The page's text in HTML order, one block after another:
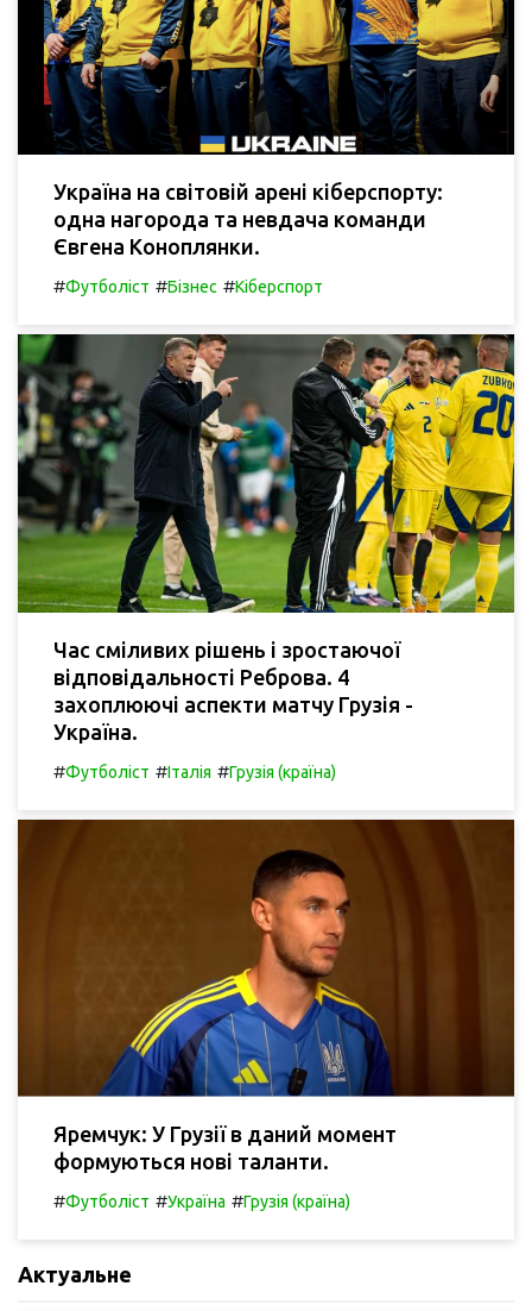
Україна на світовій арені кіберспорту:
одна нагорода та невдача команди
Євгена Коноплянки.
#Футболіст #Бізнес #Кіберспорт
Час сміливих рішень і зростаючої
відповідальності Реброва. 4
захоплюючі аспекти матчу Грузія -
Україна.
#Футболіст #Італія #Грузія (країна)
Яремчук: У Грузії в даний момент
формуються нові таланти.
#Футболіст #Україна #Грузія (країна)
Актуальне